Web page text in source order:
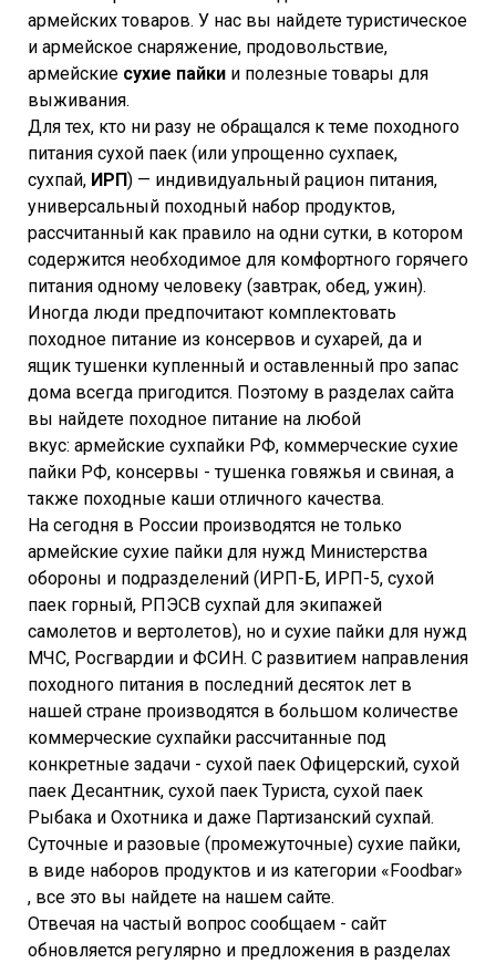
армейских товаров. У нас вы найдете туристическое
и армейское снаряжение, продовольствие,
армейские сухие пайки и полезные товары для
выживания.
Для тех, кто ни разу не обращался к теме походного
питания сухой паек (или упрощенно сухпаек,
сухпай, ИРП) — индивидуальный рацион питания,
универсальный походный набор продуктов,
рассчитанный как правило на одни сутки, в котором
содержится необходимое для комфортного горячего
питания одному человеку (завтрак, обед, ужин).
Иногда люди предпочитают комплектовать
походное питание из консервов и сухарей, да и
ящик тушенки купленный и оставленный про запас
дома всегда пригодится. Поэтому в разделах сайта
вы найдете походное питание на любой
вкус: армейские сухпайки РФ, коммерческие сухие
пайки РФ, консервы - тушенка говяжья и свиная, а
также походные каши отличного качества.
На сегодня в России производятся не только
армейские сухие пайки для нужд Министерства
обороны и подразделений (ИРП-Б, ИРП-5, сухой
паек горный, РПЭСВ сухпай для экипажей
самолетов и вертолетов), но и сухие пайки для нужд
МЧС, Росгвардии и ФСИН. С развитием направления
походного питания в последний десяток лет в
нашей стране производятся в большом количестве
коммерческие сухпайки рассчитанные под
конкретные задачи - сухой паек Офицерский, сухой
паек Десантник, сухой паек Туриста, сухой паек
Рыбака и Охотника и даже Партизанский сухпай.
Суточные и разовые (промежуточные) сухие пайки,
в виде наборов продуктов и из категории «Foodbar»
, все это вы найдете на нашем сайте.
Отвечая на частый вопрос сообщаем - сайт
обновляется регулярно и предложения в разделах